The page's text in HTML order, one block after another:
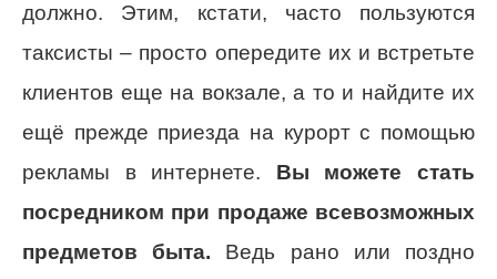
должно. Этим, кстати, часто пользуются
таксисты – просто опередите их и встретьте
клиентов еще на вокзале, а то и найдите их
ещё прежде приезда на курорт с помощью
рекламы в интернете. Вы можете стать
посредником при продаже всевозможных
предметов быта. Ведь рано или поздно